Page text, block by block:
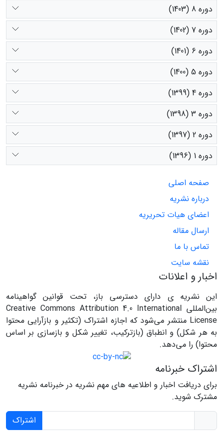
دوره 8 (1403)
دوره 7 (1402)
دوره 6 (1401)
دوره 5 (1400)
دوره 4 (1399)
دوره 3 (1398)
دوره 2 (1397)
دوره 1 (1396)
صفحه اصلی
درباره نشریه
اعضای هیات تحریریه
ارسال مقاله
تماس با ما
نقشه سایت
اخبار و اعلانات
این نشریه ی دارای دسترسی باز، تحت قوانین گواهینامه
بین‌المللی Creative Commons Attribution 4.0 International
License منتشر می‌شود که اجازه اشتراک (تکثیر و بازآرایی محتوا
به هر شکل) و انطباق (بازترکیب، تغییر شکل و بازسازی بر اساس
محتوا) را می‌دهد.
اشتراک خبرنامه
برای دریافت اخبار و اطلاعیه های مهم نشریه در خبرنامه نشریه
مشترک شوید.
اشتراک